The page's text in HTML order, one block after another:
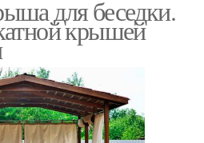
для беседки.
крышей